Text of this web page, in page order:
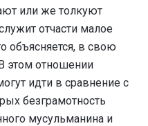
или же толкуют
отчасти малое
объясняется, в свою
этом отношении
идти в сравнение с
безграмотность
мусульманина и